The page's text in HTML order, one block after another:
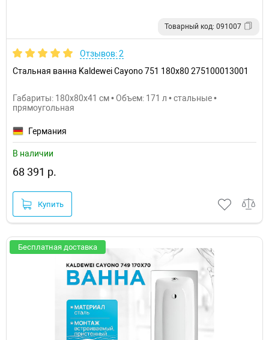
Товарный код: 091007
Отзывов: 2
Стальная ванна Kaldewei Cayono 751 180x80 275100013001
Габариты: 180x80x41 см • Объем: 171 л • стальные •
прямоугольная
Германия
В наличии
68 391 р.
Купить
Бесплатная доставка